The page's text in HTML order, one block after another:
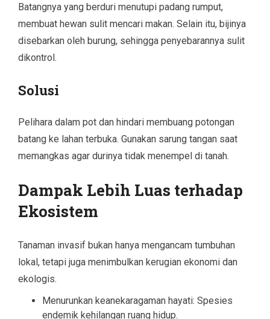
Batangnya yang berduri menutupi padang rumput,
membuat hewan sulit mencari makan. Selain itu, bijinya
disebarkan oleh burung, sehingga penyebarannya sulit
dikontrol.
Solusi
Pelihara dalam pot dan hindari membuang potongan
batang ke lahan terbuka. Gunakan sarung tangan saat
memangkas agar durinya tidak menempel di tanah.
Dampak Lebih Luas terhadap
Ekosistem
Tanaman invasif bukan hanya mengancam tumbuhan
lokal, tetapi juga menimbulkan kerugian ekonomi dan
ekologis.
Menurunkan keanekaragaman hayati: Spesies
endemik kehilangan ruang hidup.